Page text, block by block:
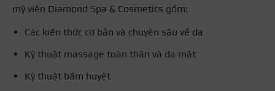
mỹ viện Diamond Spa & Cosmetics gồm:
Các kiến thức cơ bản và chuyên sâu về da
Kỹ thuật massage toàn thân và da mặt
Kỹ thuật bấm huyệt